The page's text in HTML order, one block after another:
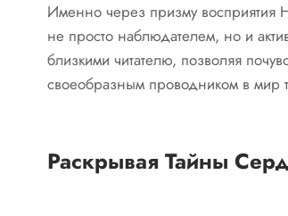
Именно через призму восприятия
не просто наблюдателем, но и
близкими читателю, позволяя
своеобразным проводником в мир
Раскрывая Тайны